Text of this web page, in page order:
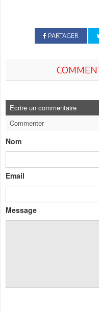
PARTAGER
Ecrire un commentaire
Commenter
Nom
Email
Message